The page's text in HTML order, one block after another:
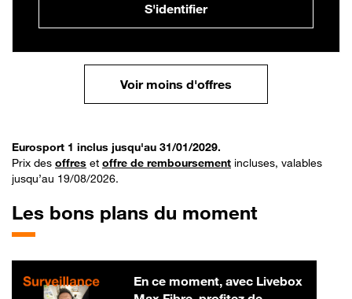
S'identifier
Voir moins d'offres
Eurosport 1 inclus jusqu'au 31/01/2029.
Prix des offres et offre de remboursement incluses, valables
jusqu’au 19/08/2026.
Les bons plans du moment
En ce moment, avec Livebox